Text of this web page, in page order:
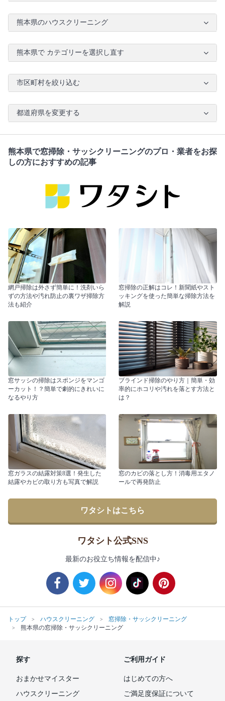
熊本県のハウスクリーニング
熊本県で カテゴリーを選択し直す
市区町村を絞り込む
都道府県を変更する
熊本県で窓掃除・サッシクリーニングのプロ・業者をお探
しの方におすすめの記事
網戸掃除は外さず簡単に！洗剤いら
ずの方法や汚れ防止の裏ワザ掃除方
法も紹介
窓掃除の正解はコレ！新聞紙やスト
ッキングを使った簡単な掃除方法を
解説
窓サッシの掃除はスポンジをマンゴ
ーカット！？簡単で劇的にきれいに
なるやり方
ブラインド掃除のやり方｜簡単・効
率的にホコリや汚れを落とす方法と
は？
窓ガラスの結露対策8選！発生した
結露やカビの取り方も写真で解説
窓のカビの落とし方！消毒用エタノ
ールで再発防止
ワタシトはこちら
ワタシト公式SNS
最新のお役立ち情報を配信中♪
トップ ハウスクリーニング
窓掃除・サッシクリーニング
熊本県の窓掃除・サッシクリーニング
探す
おまかせマイスター
ハウスクリーニング
ご利用ガイド
はじめての方へ
ご満足度保証について